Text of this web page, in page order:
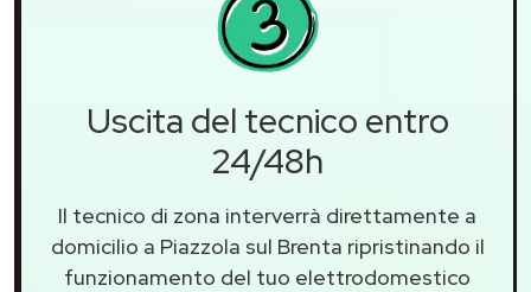
Uscita del tecnico entro
24/48h
Il tecnico di zona interverrà direttamente a
domicilio a Piazzola sul Brenta ripristinando il
funzionamento del tuo elettrodomestico